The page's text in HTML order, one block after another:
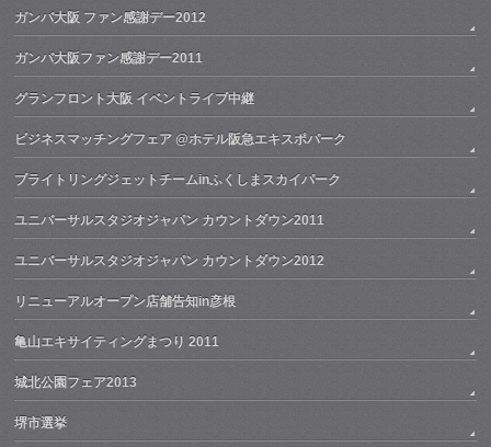
ガンバ大阪 ファン感謝デー2012
ガンバ大阪ファン感謝デー2011
グランフロント大阪 イベントライブ中継
ビジネスマッチングフェア @ホテル阪急エキスポパーク
ブライトリングジェットチームinふくしまスカイパーク
ユニバーサルスタジオジャパン カウントダウン2011
ユニバーサルスタジオジャパン カウントダウン2012
リニューアルオープン店舗告知in彦根
亀山エキサイティングまつり 2011
城北公園フェア2013
堺市選挙